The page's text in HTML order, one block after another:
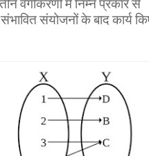
वर्गीकरणों में निम्न प्रकार से
संयोजनों के बाद कार्य